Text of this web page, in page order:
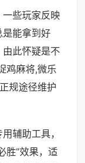
些玩家反映
是能拿到好
此怀疑是不
鸡麻将,微乐
规途径维护
辅助工具，
胜”效果，适